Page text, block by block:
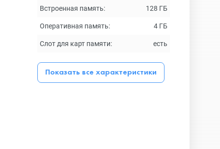
Встроенная память: 128 ГБ
Оперативная память: 4 ГБ
Слот для карт памяти: есть
Показать все характеристики